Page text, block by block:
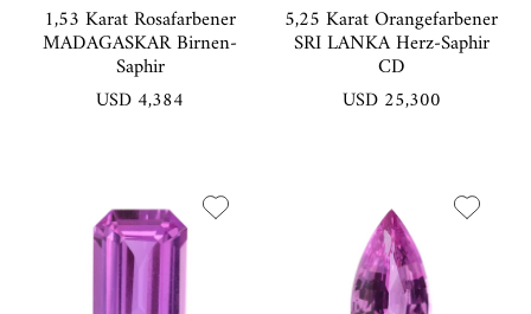
1,53 Karat Rosafarbener
MADAGASKAR Birnen-
Saphir
USD 4,384
5,25 Karat Orangefarbener
SRI LANKA Herz-Saphir
CD
USD 25,300